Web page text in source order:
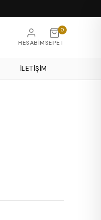
HESABIM
0
SEPET
İLETIŞIM